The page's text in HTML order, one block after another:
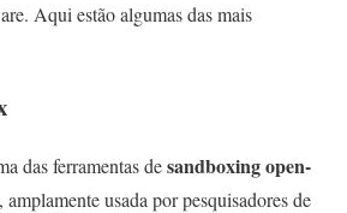
Aqui estão algumas das mais
das ferramentas desandboxing open-
amplamente usada por pesquisadores de